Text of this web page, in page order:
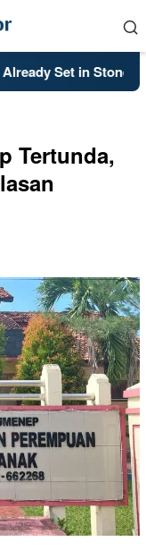
Set in Stone
Tertunda,